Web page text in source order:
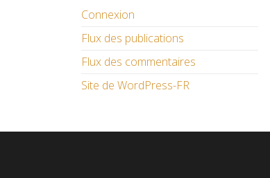
Connexion
Flux des publications
Flux des commentaires
Site de WordPress-FR